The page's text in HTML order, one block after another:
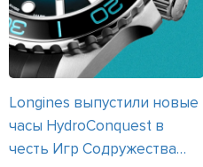
Longines выпустили новые
часы HydroConquest в
честь Игр Содружества